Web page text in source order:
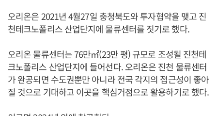
오리온은 2021년 4월27일 충청북도와 투자협약을 맺고 진
천테크노폴리스 산업단지에 물류센터를 짓기로 했다.
오리온 물류센터는 76만㎡(23만 평) 규모로 조성될 진천테
크노폴리스 산업단지에 들어선다. 오리온은 진천 물류센터
가 완공되면 수도권뿐만 아니라 전국 각지의 접근성이 좋아
질 것으로 기대하고 이곳을 핵심거점으로 활용하기로 했다.